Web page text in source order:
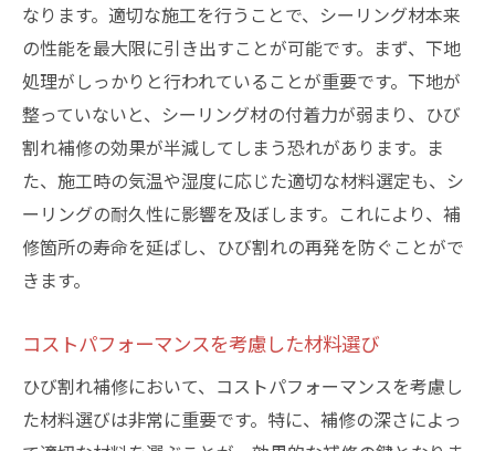
なります。適切な施工を行うことで、シーリング材本来
の性能を最大限に引き出すことが可能です。まず、下地
処理がしっかりと行われていることが重要です。下地が
整っていないと、シーリング材の付着力が弱まり、ひび
割れ補修の効果が半減してしまう恐れがあります。ま
た、施工時の気温や湿度に応じた適切な材料選定も、シ
ーリングの耐久性に影響を及ぼします。これにより、補
修箇所の寿命を延ばし、ひび割れの再発を防ぐことがで
きます。
コストパフォーマンスを考慮した材料選び
ひび割れ補修において、コストパフォーマンスを考慮し
た材料選びは非常に重要です。特に、補修の深さによっ